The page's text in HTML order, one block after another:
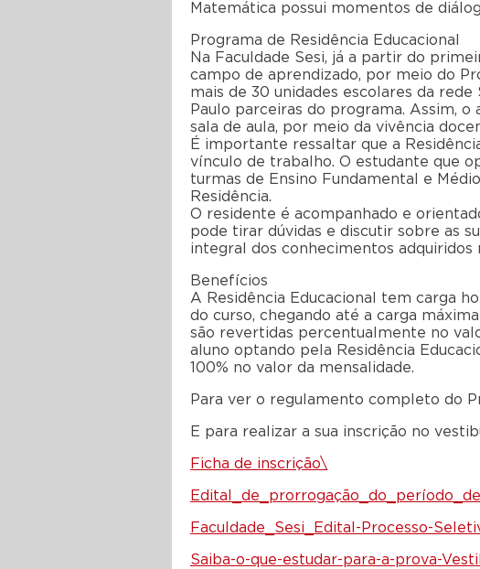
Matemática possui momentos de
Programa de Residência Educacional
Na Faculdade Sesi, já a partir do
campo de aprendizado, por meio do
mais de 30 unidades escolares da rede
Paulo parceiras do programa. Assim,
sala de aula, por meio da vivência
É importante ressaltar que a
vínculo de trabalho. O estudante que
turmas de Ensino Fundamental e
Residência.
O residente é acompanhado e
pode tirar dúvidas e discutir sobre as
integral dos conhecimentos adquiridos
Benefícios
A Residência Educacional tem carga
do curso, chegando até a carga
são revertidas percentualmente no
aluno optando pela Residência
100% no valor da mensalidade.
Para ver o regulamento completo do
E para realizar a sua inscrição no
Ficha de inscrição\
Faculdade_Sesi_Edital-Processo-
Saiba-o-que-estudar-para-a-prova-